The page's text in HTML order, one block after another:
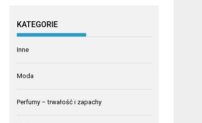
KATEGORIE
Inne
Moda
Perfumy – trwałość i zapachy